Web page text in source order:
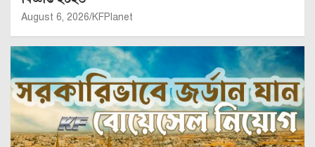
August 6, 2026 KFPlanet